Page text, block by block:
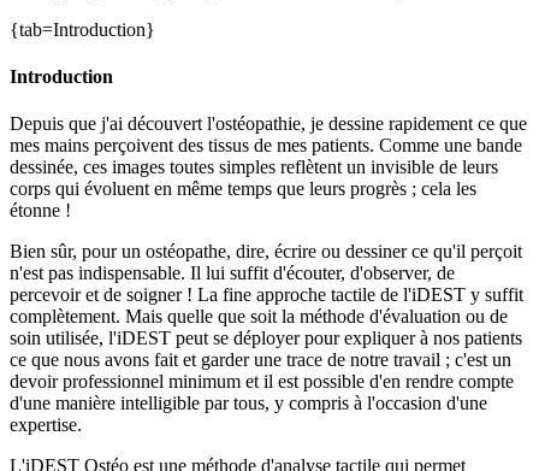
{tab=Introduction}
Introduction
Depuis que j'ai découvert l'ostéopathie, je dessine rapidement ce que
mes mains perçoivent des tissus de mes patients. Comme une bande
dessinée, ces images toutes simples reflètent un invisible de leurs
corps qui évoluent en même temps que leurs progrès ; cela les
étonne !
Bien sûr, pour un ostéopathe, dire, écrire ou dessiner ce qu'il perçoit
n'est pas indispensable. Il lui suffit d'écouter, d'observer, de
percevoir et de soigner ! La fine approche tactile de l'iDEST y suffit
complètement. Mais quelle que soit la méthode d'évaluation ou de
soin utilisée, l'iDEST peut se déployer pour expliquer à nos patients
ce que nous avons fait et garder une trace de notre travail ; c'est un
devoir professionnel minimum et il est possible d'en rendre compte
d'une manière intelligible par tous, y compris à l'occasion d'une
expertise.
L'iDEST Ostéo est une méthode d'analyse tactile qui permet